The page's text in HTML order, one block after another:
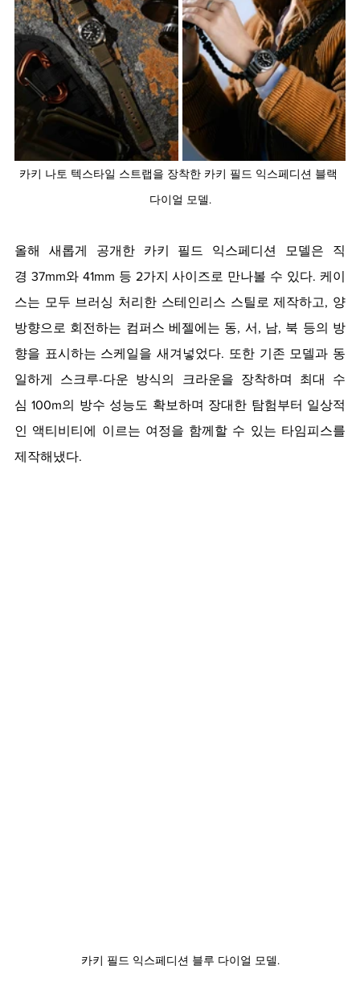
카키 나토 텍스타일 스트랩을 장착한 카키 필드 익스페디션 블랙
다이얼 모델.
올해 새롭게 공개한 카키 필드 익스페디션 모델은 직
경 37mm와 41mm 등 2가지 사이즈로 만나볼 수 있다. 케이
스는 모두 브러싱 처리한 스테인리스 스틸로 제작하고, 양
방향으로 회전하는 컴퍼스 베젤에는 동, 서, 남, 북 등의 방
향을 표시하는 스케일을 새겨넣었다. 또한 기존 모델과 동
일하게 스크루-다운 방식의 크라운을 장착하며 최대 수
심 100m의 방수 성능도 확보하며 장대한 탐험부터 일상적
인 액티비티에 이르는 여정을 함께할 수 있는 타임피스를
제작해냈다.
카키 필드 익스페디션 블루 다이얼 모델.